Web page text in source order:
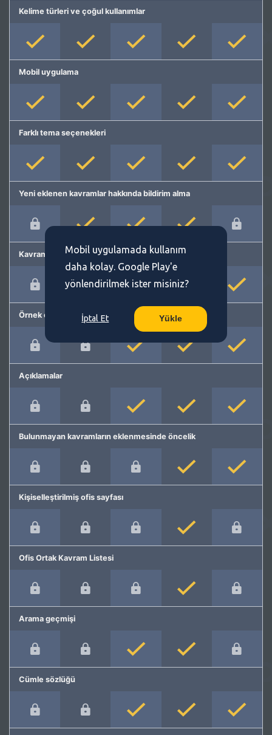
Kelime türleri ve çoğul kullanımlar
Mobil uygulama
Farklı tema seçenekleri
Yeni eklenen kavramlar hakkında bildirim alma
Kavram önerme
Örnek cümleler
Açıklamalar
Bulunmayan kavramların eklenmesinde öncelik
Kişiselleştirilmiş ofis sayfası
Ofis Ortak Kavram Listesi
Arama geçmişi
Cümle sözlüğü
Mobil uygulamada kullanım
daha kolay. Google Play'e
yönlendirilmek ister misiniz?
İptal Et Yükle